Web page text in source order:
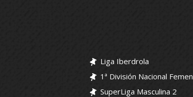
Liga Iberdrola
1ª División Nacional
SuperLiga Masculina 2